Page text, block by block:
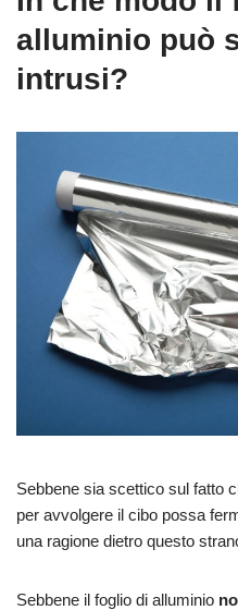
alluminio può
intrusi?
Sebbene sia scettico sul fatto
per avvolgere il cibo possa
una ragione dietro questo
Sebbene il foglio di alluminio